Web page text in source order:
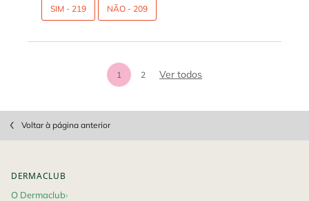
SIM - 219 NÃO - 209
Page 1 of 2. Current page
1 2 Ver todos
Voltar à página anterior
DERMACLUB
O Dermaclub